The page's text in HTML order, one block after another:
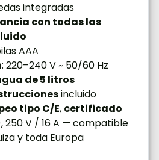
integradas
con todas las
AAA
: 220–240 V ~ 50/60 Hz
de 5 litros
incluido
tipo C/E, certificado
250 V / 16 A — compatible
y toda Europa